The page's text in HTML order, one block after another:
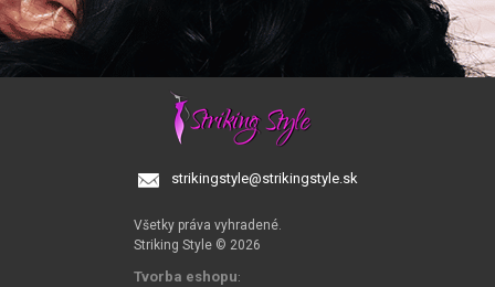
strikingstyle@strikingstyle.sk
Všetky práva vyhradené.
Striking Style © 2026
Tvorba eshopu: